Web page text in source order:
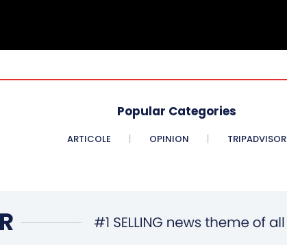
Popular Categories
ARTICOLE OPINION TRIPADVISOR